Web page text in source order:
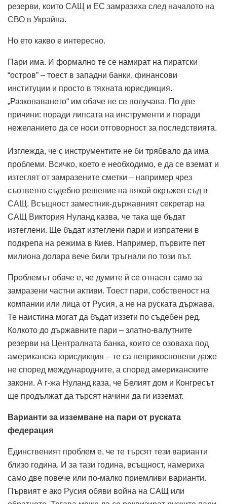
резерви, които САЩ и ЕС замразиха след началото на
СВО в Украйна.
Но ето какво е интересно.
Пари има. И формално те се намират на пиратски
“остров” – тоест в западни банки, финансови
институции и просто в тяхната юрисдикция.
„Разкопаването“ им обаче не се получава. По две
причини: поради липсата на инструменти и поради
нежеланието да се носи отговорност за последствията.
Изглежда, че с инструментите не би трябвало да има
проблеми. Всичко, което е необходимо, е да се вземат и
изтеглят от замразените сметки – например чрез
съответно съдебно решение на някой окръжен съд в
САЩ. Всъщност заместник-държавният секретар на
САЩ Виктория Нуланд казва, че така ще бъдат
изтеглени. Ще бъдат изтеглени пари и изпратени в
подкрепа на режима в Киев. Например, първите пет
милиона долара вече били тръгнали по този път.
Проблемът обаче е, че думите й се отнасят само за
замразени частни активи. Тоест пари, собственост на
компании или лица от Русия, а не на руската държава.
Те наистина могат да бъдат иззети по съдебен ред.
Колкото до държавните пари – златно-валутните
резерви на Централната банка, които се озоваха под
американска юрисдикция – те са неприкосновени даже
не според международните, а според американските
закони. А г-жа Нуланд каза, че Белият дом и Конгресът
ще продължат да търсят начини да ги изземат.
Варианти за изземване на пари от руската
федерация
Единственият проблем е, че те търсят тези варианти
близо година. И за тази година, всъщност, намериха
само две повече или по-малко приемливи варианти.
Първият е ако Русия обяви война на САЩ или